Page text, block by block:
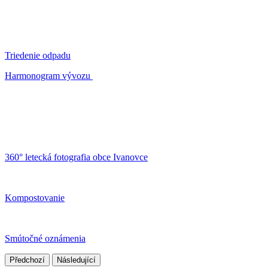
Triedenie odpadu
Harmonogram vývozu
360° letecká fotografia obce Ivanovce
Kompostovanie
Smútočné oznámenia
Předchozí Následující